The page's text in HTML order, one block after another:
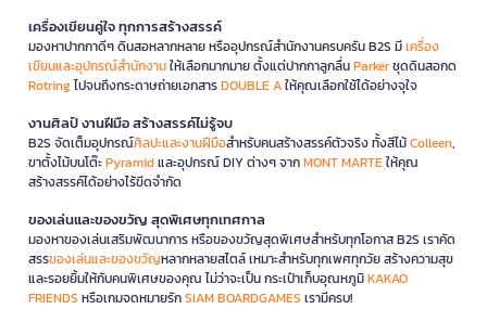
เครื่องเขียนคู่ใจ ทุกการสร้างสรรค์
มองหาปากกาดีๆ ดินสอหลากหลาย หรืออุปกรณ์สำนักงานครบครัน B2S มีเครื่อง
เขียนและอุปกรณ์สำนักงานให้เลือกมากมาย ตั้งแต่ปากกาลูกลื่นParkerชุดดินสอกด
Rotringไปจนถึงกระดาษถ่ายเอกสารDOUBLE Aให้คุณเลือกใช้ได้อย่างจุใจ
งานศิลป์ งานฝีมือ สร้างสรรค์ไม่รู้จบ
B2S จัดเต็มอุปกรณ์ศิลปะและงานฝีมือสำหรับคนสร้างสรรค์ตัวจริง ทั้งสีไม้Colleen,
ขาตั้งไม้บนโต๊ะPyramidและอุปกรณ์ DIY ต่างๆ จากMONT MARTEให้คุณ
สร้างสรรค์ได้อย่างไร้ขีดจำกัด
ของเล่นและของขวัญ สุดพิเศษทุกเทศกาล
มองหาของเล่นเสริมพัฒนาการ หรือของขวัญสุดพิเศษสำหรับทุกโอกาส B2S เราคัด
สรรของเล่นและของขวัญหลากหลายสไตล์ เหมาะสำหรับทุกเพศทุกวัย สร้างความสุข
และรอยยิ้มให้กับคนพิเศษของคุณ ไม่ว่าจะเป็น กระเป๋าเก็บอุณหภูมิKAKAO
FRIENDS หรือเกมจดหมายรักSIAM BOARDGAMES เรามีครบ!